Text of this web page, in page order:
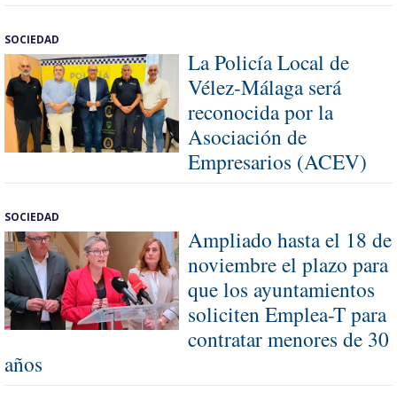
SOCIEDAD
La Policía Local de
Vélez-Málaga será
reconocida por la
Asociación de
Empresarios (ACEV)
SOCIEDAD
Ampliado hasta el 18 de
noviembre el plazo para
que los ayuntamientos
soliciten Emplea-T para
contratar menores de 30
años